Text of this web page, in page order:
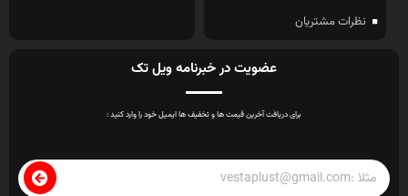
نظرات مشتریان
عضویت در خبرنامه ویل تک
برای دریافت آخرین قیمت ها و تخفیف ها ایمیل خود را وارد کنید :